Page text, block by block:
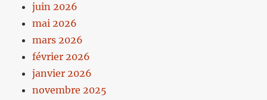
juin 2026
mai 2026
mars 2026
février 2026
janvier 2026
novembre 2025